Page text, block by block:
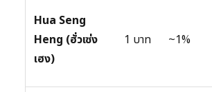
Hua Seng
Heng (ฮั่วเซ่ง
เฮง)
1 บาท ~1%